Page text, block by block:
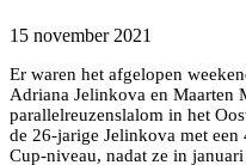
15 november 2021
Er waren het afgelopen
Adriana Jelinkova en Maarten
parallelreuzenslalom in het
de 26-jarige Jelinkova met een
Cup-niveau, nadat ze in